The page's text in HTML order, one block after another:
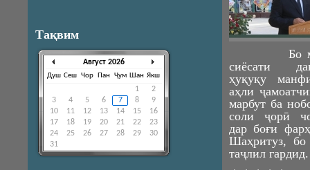
Тақвим
Душ Сеш Чор Пан Ҷум Шан Якш
1
2
3
4 5 6 7 8
9
10
11 12 13 14 15
16
17
18 19 20 21 22
23
24
25 26 27 28 29
30
31
Август 2026
Бо
сиёсати
ҳуқуқу
аҳли
марбут ба
соли ҷорӣ
дар боғи
Шаҳритуз, бо
таҷлил гардид.